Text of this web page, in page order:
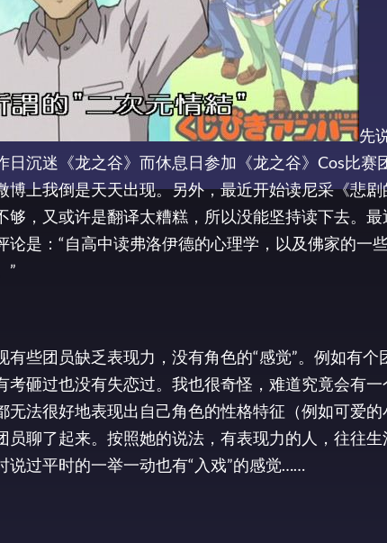
先
日沉迷《龙之谷》而休息日参加《龙之谷》Cos比赛
博上我倒是天天出现。另外，最近开始读尼采《悲
，又或许是翻译太糟糕，所以没能坚持读下去。
论是：“自高中读弗洛伊德的心理学，以及佛家的一
”
些团员缺乏表现力，没有角色的“感觉”。例如有
考砸过也没有失恋过。我也很奇怪，难道究竟会有
无法很好地表现出自己角色的性格特征（例如可爱
员聊了起来。按照她的说法，有表现力的人，往往
说过平时的一举一动也有“入戏”的感觉……